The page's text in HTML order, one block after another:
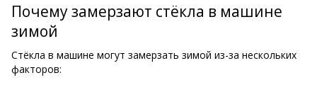
Почему замерзают стёкла в машине
зимой
Стёкла в машине могут замерзать зимой из-за нескольких
факторов: